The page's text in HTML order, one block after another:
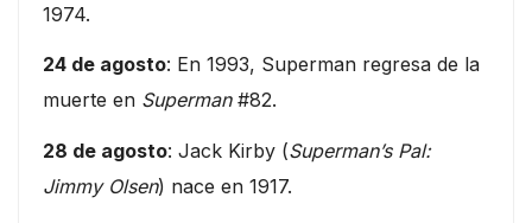
1974.
24 de agosto: En 1993, Superman regresa de la
muerte en Superman#82.
28 de agosto: Jack Kirby (Superman’s Pal:
Jimmy Olsen) nace en 1917.